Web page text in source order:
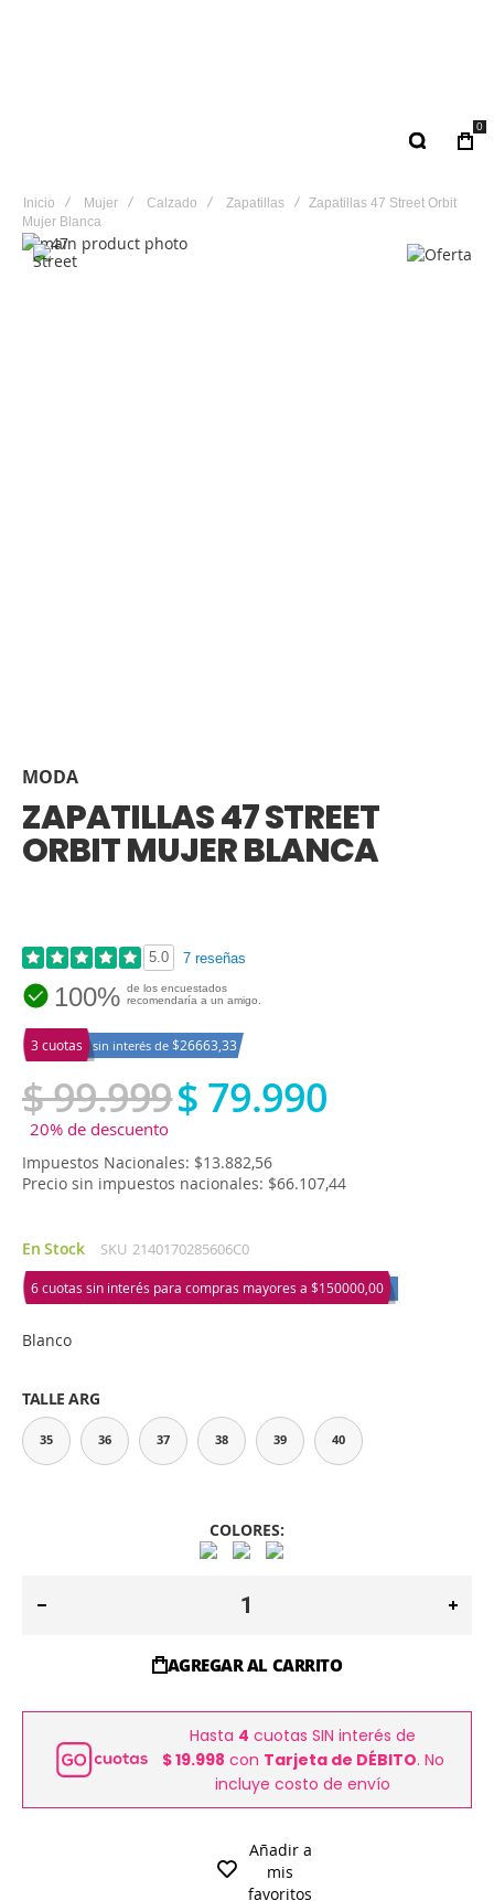
0
Inicio Mujer Calzado Zapatillas
Zapatillas 47 Street Orbit
Mujer Blanca
MODA
ZAPATILLAS 47 STREET
ORBIT MUJER BLANCA
5.0 7 reseñas
100% de los encuestados
recomendaría a un amigo.
3 cuotas sin interés de $26663,33
$ 99.999$ 79.990
20% de descuento
Impuestos Nacionales: $13.882,56
Precio sin impuestos nacionales: $66.107,44
En Stock SKU 2140170285606C0
6 cuotas sin interés para compras mayores a $150000,00
Blanco
TALLE ARG
35 36 37 38 39 40
COLORES:
AGREGAR AL CARRITO
Hasta 4 cuotas SIN interés de
$ 19.998 con Tarjeta de DÉBITO. No
incluye costo de envío
Añadir a
mis
favoritos